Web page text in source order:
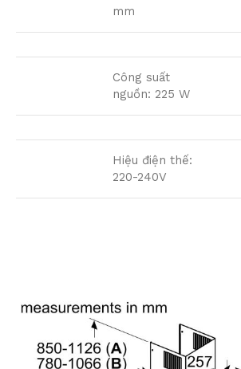
mm
Công suất
nguồn: 225 W
Hiệu điện thế:
220-240V